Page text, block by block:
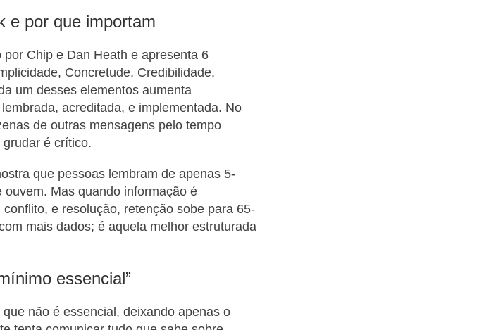
e por que importam
Chip e Dan Heath e apresenta 6
Concretude, Credibilidade,
um desses elementos aumenta
acreditada, e implementada. No
de outras mensagens pelo tempo
é crítico.
que pessoas lembram de apenas 5-
Mas quando informação é
e resolução, retenção sobe para 65-
mais dados; é aquela melhor estruturada
essencial”
não é essencial, deixando apenas o